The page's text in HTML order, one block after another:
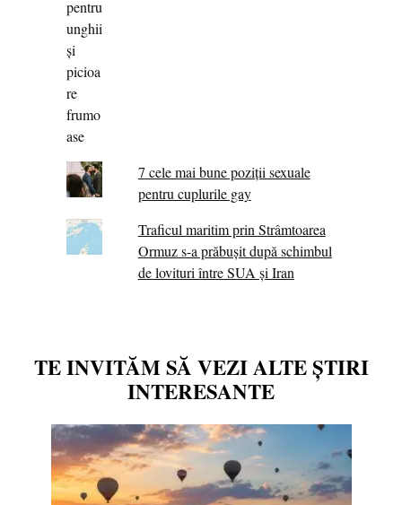
7 cele mai bune poziții sexuale
pentru cuplurile gay
Traficul maritim prin Strâmtoarea
Ormuz s-a prăbușit după schimbul
de lovituri între SUA şi Iran
TE INVITĂM SĂ VEZI ALTE ȘTIRI
INTERESANTE